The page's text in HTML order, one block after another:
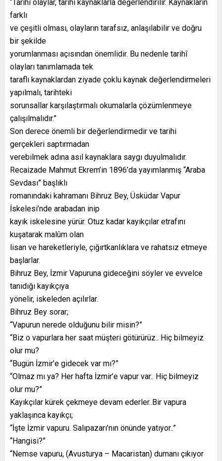
“Tarihî olaylar, tarihî kaynaklarla değerlendirilir. Kaynakların
farklı
ve çeşitli olması, olayların tarafsız, anlaşılabilir ve doğru
bir şekilde
yorumlanması açısından önemlidir. Bu nedenle tarihî
olayları tanımlamada tek
taraflı kaynaklardan ziyade çoklu kaynak değerlendirmeleri
yapılmalı, tarihteki
sorunsallar karşılaştırmalı okumalarla çözümlenmeye
çalışılmalıdır.”
Son derece önemli bir değerlendirmedir ve tarihi
gerçekleri saptırmadan
verebilmek adına asıl kaynaklara saygı duyulmalıdır.
Recaizade Mahmut Ekrem’in 1896’da yayımlanmış “Araba
Sevdası” başlıklı
romanındaki kahramanı Bihruz Bey, Üsküdar Vapur
İskelesi’nde arabadan inip
kayık iskelesine yürür. Otuz kadar kayıkçılar etrafını
kuşatarak malûm olan
lisan ve hareketleriyle, çığırtkanlıklara ve rahatsız etmeye
başlarlar.
Bihruz Bey, İzmir Vapuruna gideceğini söyler ve evvelce
tanıdığı kayıkçıya
yönelir, iskeleden açılırlar.
Bihruz Bey sorar;
“Vapurun nerede olduğunu bilir misin?”
“Biz o vapurlara her saat müşteri götürürüz.. Hiç bilmeyiz
olur mu?
“Bugün İzmir’e gidecek var mı?”
“Olmaz mı ya? Her hafta İzmir’e vapur var.. Hiç bilmeyiz
olur mu?”
Kayıkçılar kürek çekmeye devam ederler..Bir vapura
yaklaşınca kayıkçı;
“İşte İzmir vapuru. Salıpazarı’nın önünde yatıyor..”
“Hangisi?”
“Nemse vapuru, (Avusturya – Macaristan) dumanı çıkıyor